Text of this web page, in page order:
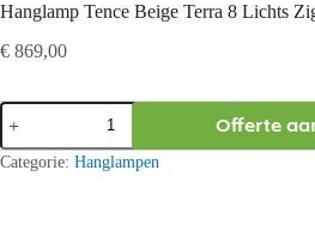
Hanglamp Tence Beige Terra 8 Lichts
€ 869,00
Hanglamp
Tence
Beige
Terra
Offerte
Categorie: Hanglampen